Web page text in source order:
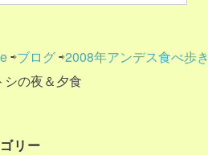
⇨ブログ⇨2008年アンデス食べ歩き
シの夜＆夕食
リー